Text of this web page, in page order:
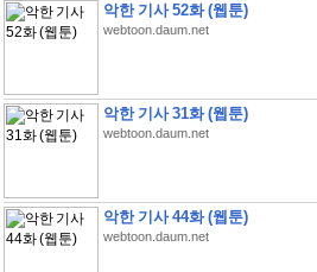
악한 기사 52화 (웹툰)
webtoon.daum.net
악한 기사 31화 (웹툰)
webtoon.daum.net
악한 기사 44화 (웹툰)
webtoon.daum.net